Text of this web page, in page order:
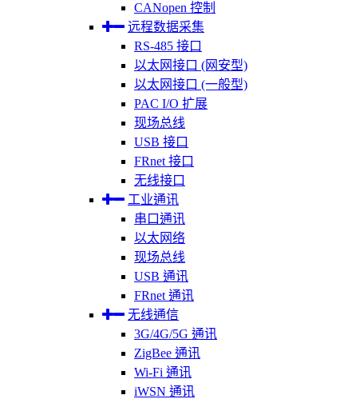
CANopen 控制
远程数据采集
RS-485 接口
以太网接口 (网安型)
以太网接口 (一般型)
PAC I/O 扩展
现场总线
USB 接口
FRnet 接口
无线接口
工业通讯
串口通讯
以太网络
现场总线
USB 通讯
FRnet 通讯
无线通信
3G/4G/5G 通讯
ZigBee 通讯
Wi-Fi 通讯
iWSN 通讯